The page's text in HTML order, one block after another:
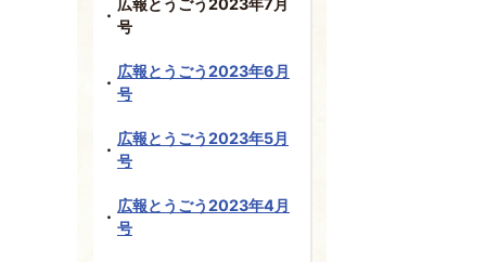
広報とうごう2023年7月
号
広報とうごう2023年6月
号
広報とうごう2023年5月
号
広報とうごう2023年4月
号